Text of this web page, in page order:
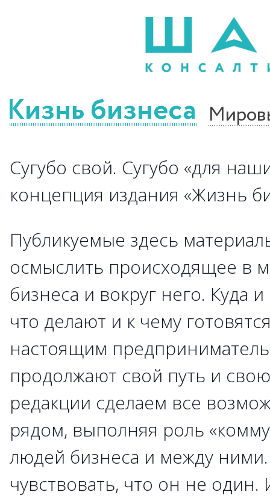
бизнеса
Сугубо свой. Сугубо «для
концепция издания «Жизнь
Публикуемые здесь
осмыслить происходящее в
бизнеса и вокруг него. Куда
что делают и к чему
настоящим
продолжают свой путь и
редакции сделаем все
рядом, выполняя роль
людей бизнеса и между
чувствовать, что он не